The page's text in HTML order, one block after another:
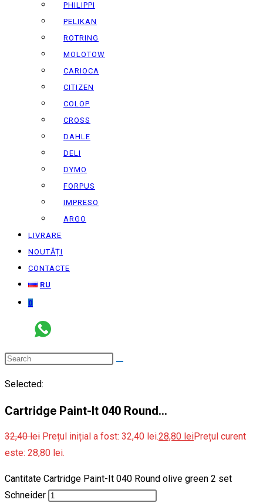
PHILIPPI
PELIKAN
ROTRING
MOLOTOW
CARIOCA
CITIZEN
COLOP
CROSS
DAHLE
DELI
DYMO
FORPUS
IMPRESO
ARGO
LIVRARE
NOUTĂȚI
CONTACTE
RU
0
Selected:
Cartridge Paint-It 040 Round…
32,40lei Prețul inițial a fost: 32,40 lei.28,80 leiPrețul curent
este: 28,80 lei.
Cantitate Cartridge Paint-It 040 Round olive green 2 set
Schneider